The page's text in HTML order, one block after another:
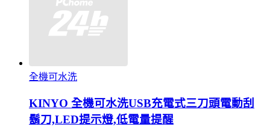
全機可水洗
KINYO 全機可水洗USB充電式三刀頭電動刮
鬍刀,LED提示燈,低電量提醒